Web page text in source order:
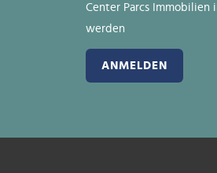
Center Parcs Immobilien
werden